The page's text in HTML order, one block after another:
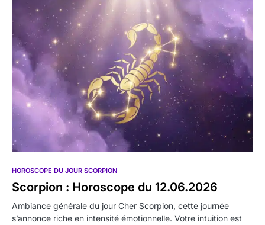
HOROSCOPE DU JOUR SCORPION
Scorpion : Horoscope du 12.06.2026
Ambiance générale du jour Cher Scorpion, cette journée
s’annonce riche en intensité émotionnelle. Votre intuition est